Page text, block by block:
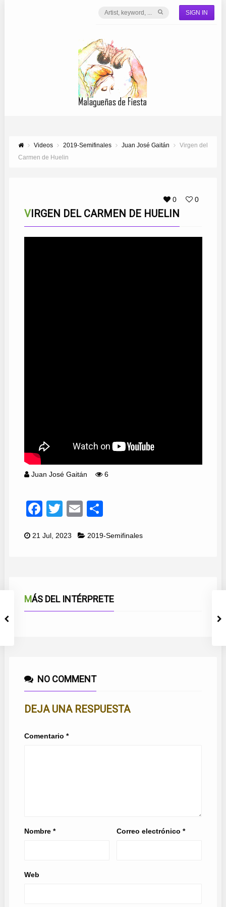
SIGN IN
Videos 2019-Semifinales Juan José Gaitán
Virgen del
Carmen de Huelin
0 0
VIRGEN DEL CARMEN DE HUELIN
Juan José Gaitán 6
Facebook
TwitterEmail
21 Jul, 2023 2019-Semifinales
MÁS DEL INTÉRPRETE
NO COMMENT
DEJA UNA RESPUESTA
Comentario *
Nombre * Correo electrónico*
Web